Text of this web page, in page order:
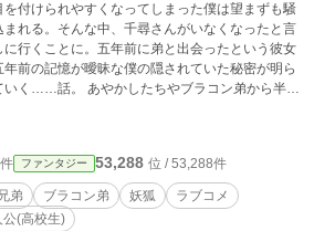
を付けられやすくなってしまった僕は望まずも騒
まれる。そんな中、千尋さんがいなくなったと言
に行くことに。五年前に弟と出会ったという彼女
年前の記憶が曖昧な僕の隠されていた秘密が明ら
いく……話。 あやかしたちやブラコン弟から半ば
の天然主人公です。 よろしくお願いします。m
ファンタジー 53,288 位 / 53,288件
弟 ブラコン弟 妖狐
ラブコメ
公(高校生)